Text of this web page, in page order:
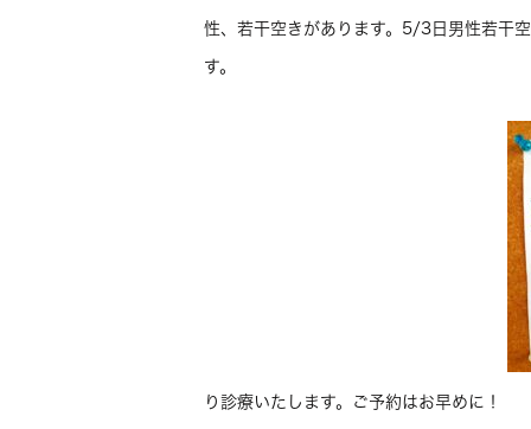
性、若干空きがあります。5/3日男性若干
す。 4/30（火）・5/
り診療いたします。ご予約はお早めに！